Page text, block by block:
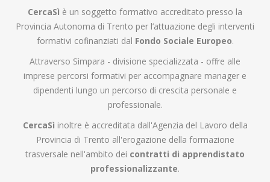
CercaSì è un soggetto formativo accreditato presso la
Provincia Autonoma di Trento per l’attuazione degli interventi
formativi cofinanziati dal Fondo Sociale Europeo.
Attraverso Sìmpara - divisione specializzata - offre alle
imprese percorsi formativi per accompagnare manager e
dipendenti lungo un percorso di crescita personale e
professionale.
CercaSì inoltre è accreditata dall'Agenzia del Lavoro della
Provincia di Trento all'erogazione della formazione
trasversale nell'ambito dei contratti di apprendistato
professionalizzante.